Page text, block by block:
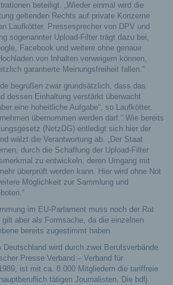
beteiligt. „Wieder einmal wird die
geltenden Rechts auf private Konzerne
Laufkötter, Pressesprecher von DPV und
sogenannter Upload-Filter trägt dazu bei,
Facebook und weitere ohne genaue
von Inhalten verweigern können,
garantierte Meinungsfreiheit fallen.“
begrüßen zwar grundsätzlich, dass das
dessen Einhaltung verstärkt überwacht
eine hoheitliche Aufgabe“, so Laufkötter,
übernommen werden darf.“ Wie bereits
(NetzDG) entledigt sich hier der
wälzt die Verantwortung ab. „Der Staat
durch die Schaffung der Upload-Filter
zu entwickeln, deren Umgang mit
überprüft werden kann. Hier wird ohne Not
Möglichkeit zur Sammlung und
im EU-Parlament muss noch der Rat
aber als Formsache, da die einzelnen
bereits zugestimmt haben.
Deutschland wird durch zwei Berufsverbände
Presse Verband – Verband für
ist mit ca. 8.000 Mitgliedern die tariffreie
tätigen Journalisten. Die bdfj